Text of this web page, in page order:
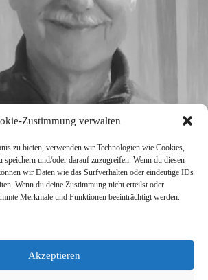
Zustimmung verwalten
zu bieten, verwenden wir Technologien wie Cookies,
speichern und/oder darauf zuzugreifen. Wenn du diesen
wir Daten wie das Surfverhalten oder eindeutige IDs
Wenn du deine Zustimmung nicht erteilst oder
Merkmale und Funktionen beeinträchtigt werden.
Akzeptieren
Zimmern 1945 e.V.